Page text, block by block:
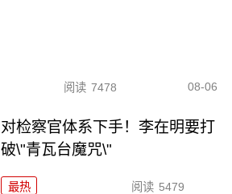
阅读 7478 08-06
对检察官体系下手！李在明要打
破\"青瓦台魔咒\"
最热 阅读 5479